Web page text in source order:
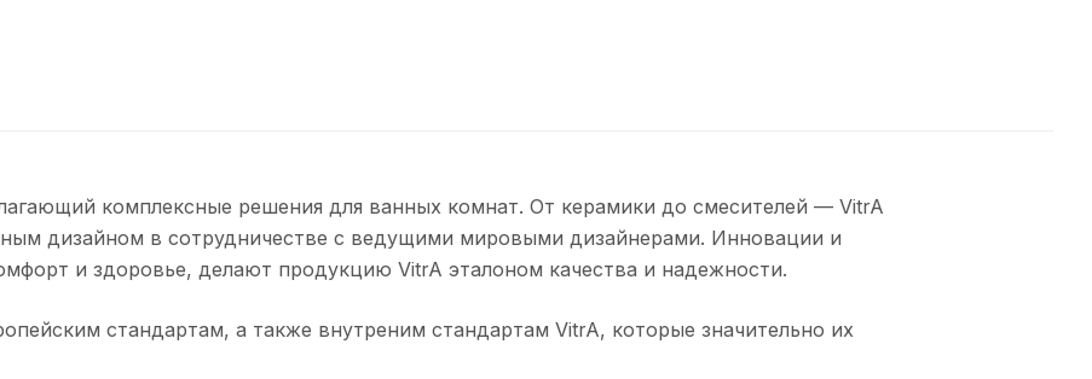
комплексные решения для ванных комнат. От керамики до смесителей — VitrA
дизайном в сотрудничестве с ведущими мировыми дизайнерами. Инновации и
и здоровье, делают продукцию VitrA эталоном качества и надежности.
стандартам, а также внутреним стандартам VitrA, которые значительно их